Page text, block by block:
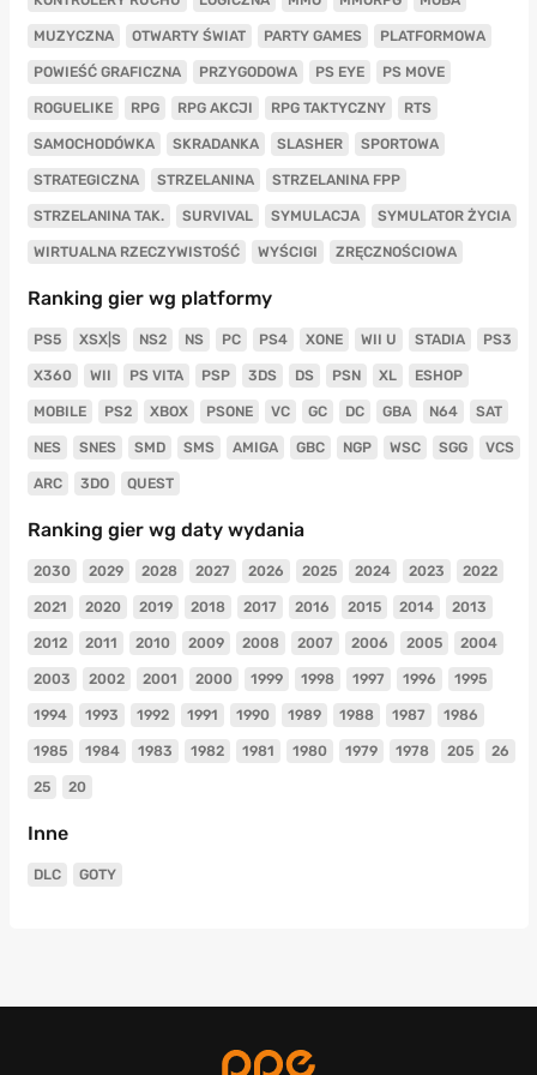
MUZYCZNA OTWARTY ŚWIAT PARTY GAMES PLATFORMOWA
POWIEŚĆ GRAFICZNA PRZYGODOWA PS EYE PS MOVE
ROGUELIKE RPG RPG AKCJI RPG TAKTYCZNY RTS
SAMOCHODÓWKA SKRADANKA SLASHER SPORTOWA
STRATEGICZNA STRZELANINA STRZELANINA FPP
STRZELANINA TAK. SURVIVAL SYMULACJA SYMULATOR ŻYCIA
WIRTUALNA RZECZYWISTOŚĆ WYŚCIGI ZRĘCZNOŚCIOWA
Ranking gier wg platformy
PS5 XSX|S NS2 NS PC PS4 XONE WII U STADIA PS3
X360 WII PS VITA PSP 3DS DS PSN XL ESHOP
MOBILE PS2 XBOX PSONE VC GC DC GBA N64 SAT
NES SNES SMD SMS AMIGA GBC NGP WSC SGG VCS
ARC 3DO QUEST
Ranking gier wg daty wydania
2030 2029 2028 2027 2026 2025 2024 2023 2022
2021 2020 2019 2018 2017 2016 2015 2014 2013
2012 2011 2010 2009 2008 2007 2006 2005 2004
2003 2002 2001 2000 1999 1998 1997 1996 1995
1994 1993 1992 1991 1990 1989 1988 1987 1986
1985 1984 1983 1982 1981 1980 1979 1978 205 26
25 20
Inne
DLC GOTY